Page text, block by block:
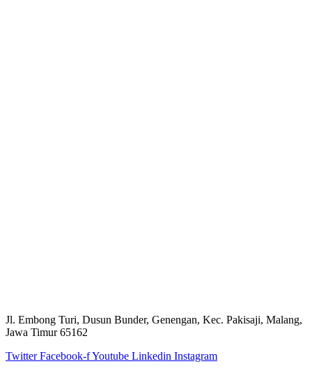
Jl. Embong Turi, Dusun Bunder, Genengan, Kec. Pakisaji, Malang,
Jawa Timur 65162
Twitter Facebook-fYoutube Linkedin Instagram